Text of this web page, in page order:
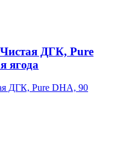
ДГК, Pure
ягода